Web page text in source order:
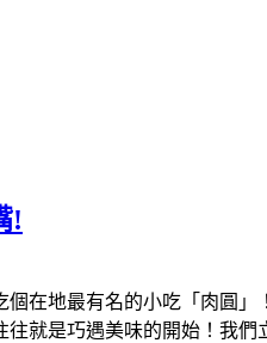
!
在地最有名的小吃「肉圓
就是巧遇美味的開始！我們